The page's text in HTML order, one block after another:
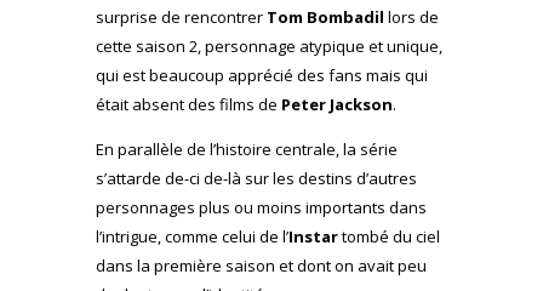
surprise de rencontrer Tom Bombadil lors de
cette saison 2, personnage atypique et unique,
qui est beaucoup apprécié des fans mais qui
était absent des films de Peter Jackson.
En parallèle de l’histoire centrale, la série
s’attarde de-ci de-là sur les destins d’autres
personnages plus ou moins importants dans
l’intrigue, comme celui de l’Instartombé du ciel
dans la première saison et dont on avait peu